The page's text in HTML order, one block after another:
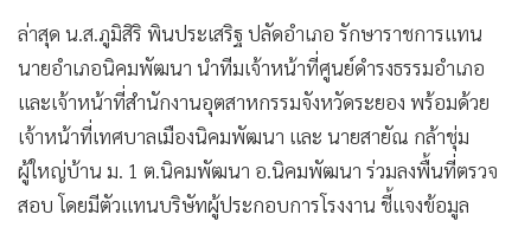
• เกม
• วิทยาศาสตร์
• SMEs
• หุ้น
• อินโดจีน
• กองทุนรวม
ล่าสุด น.ส.ภูมิสิริ พินประเสริฐ ปลัดอำเภอ รักษาราชการแทน
นายอำเภอนิคมพัฒนา นำทีมเจ้าหน้าที่ศูนย์ดำรงธรรมอำเภอ
และเจ้าหน้าที่สำนักงานอุตสาหกรรมจังหวัดระยอง พร้อมด้วย
เจ้าหน้าที่เทศบาลเมืองนิคมพัฒนา และ นายสายัณ กล้าชุ่ม
ผู้ใหญ่บ้าน ม. 1 ต.นิคมพัฒนา​ อ.นิคมพัฒนา​ ร่วมลงพื้นที่ตรวจ
สอบ โดยมีตัวแทนบริษัทผู้ประกอบการโรงงาน ชี้แจงข้อมูล